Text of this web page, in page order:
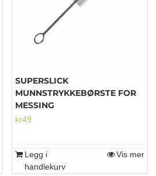
SUPERSLICK
MUNNSTRYKKEBØRSTE FOR
MESSING
kr49
Legg i
handlekurv
Vis mer